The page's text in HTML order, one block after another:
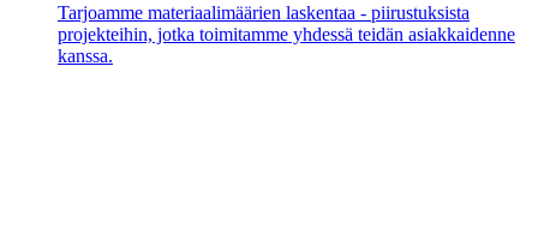
Tarjoamme materiaalimäärien laskentaa - piirustuksista
projekteihin, jotka toimitamme yhdessä teidän asiakkaidenne
kanssa.